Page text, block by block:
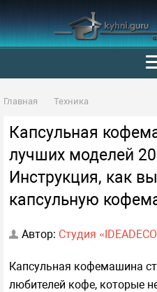
Главная Техника
Капсульная
лучших моделей
Инструкция, как
капсульную
Автор: Студия
Капсульная кофемашина
любителей кофе, которые